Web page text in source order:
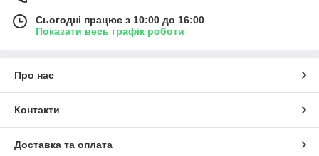
Сьогодні працює з 10:00 до 16:00
Показати весь графік роботи
Про нас
Контакти
Доставка та оплата